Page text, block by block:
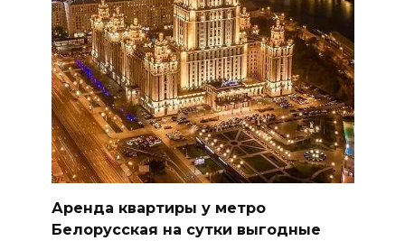
Аренда квартиры у метро
Белорусская на сутки выгодные